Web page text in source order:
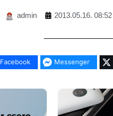
admin 2013.05.16. 08:52
Facebook Messenger